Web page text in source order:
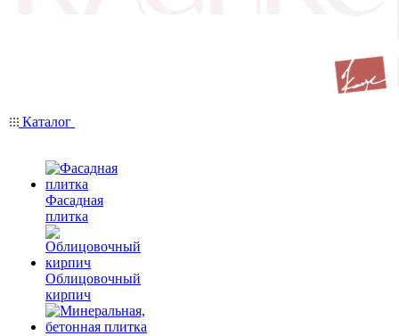
Каталог
Фасадная
плитка
Облицовочный
кирпич